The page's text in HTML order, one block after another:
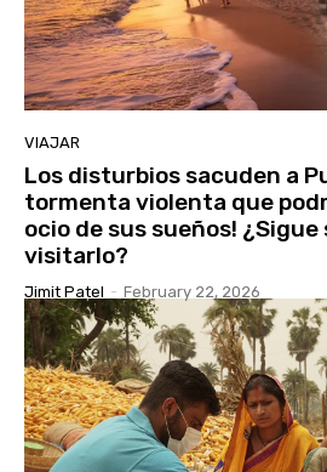
VIAJAR
Los disturbios sacuden a
tormenta violenta que
ocio de sus sueños!
visitarlo?
Jimit Patel - February 22, 2026